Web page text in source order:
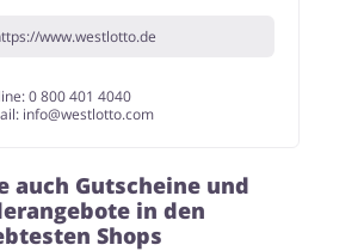
www.westlotto.de
0 800 401 4040
info@westlotto.com
auch Gutscheine und
in den
Shops